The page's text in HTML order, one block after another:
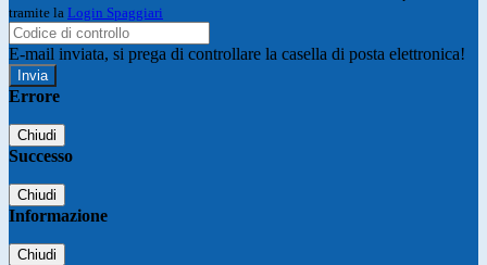
tramite la Login Spaggiari
E-mail inviata, si prega di controllare la casella di posta elettronica!
Errore
Chiudi
Successo
Chiudi
Informazione
Chiudi